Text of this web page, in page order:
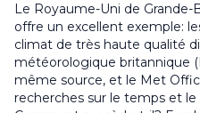
Le Royaume-Uni de
offre un excellent exemple:
climat de très haute qualité
météorologique britannique
même source, et le Met
recherches sur le temps et le